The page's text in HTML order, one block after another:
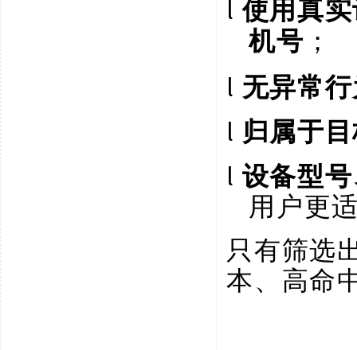
l使用真
机号 ；
l 无异常
l 归属于
l 设备型
用户更
只有筛选
本、高命